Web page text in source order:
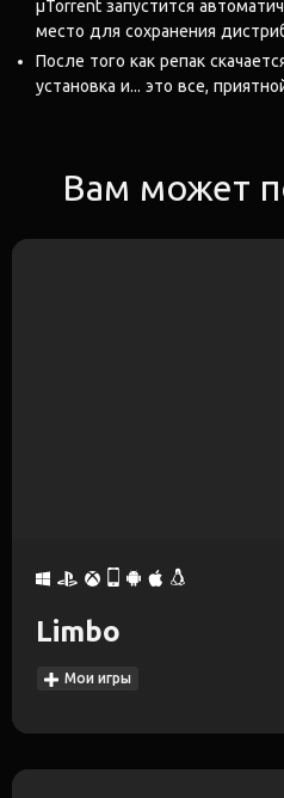
μTorrent запустится
место для сохранения
После того как репак
установка и... это все,
Вам может
Limbo
Мои игры